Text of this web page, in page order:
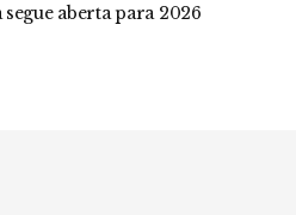
aberta para 2026